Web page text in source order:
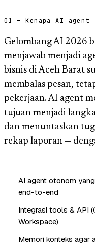
01 — Kenapa AI agent
Gelombang AI 2026
menjawab menjadi
bisnis di Aceh Barat
membalas pesan,
pekerjaan. AI agent
tujuan menjadi
dan menuntaskan
rekap laporan —
AI agent otonom
end-to-end
Integrasi tools & API
Workspace)
Memori konteks agar